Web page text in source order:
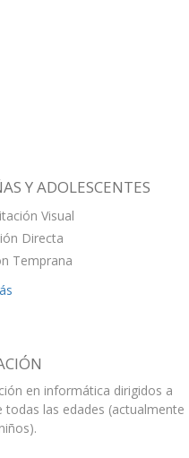
Y ADOLESCENTES
Visual
Directa
Temprana
en informática dirigidos a
todas las edades (actualmente